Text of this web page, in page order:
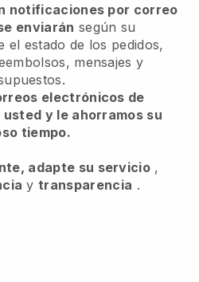
notificaciones por correo
enviarán según su
estado de los pedidos,
mensajes y
electrónicos de
y le ahorramos su
tiempo.
adapte su servicio ,
ytransparencia .